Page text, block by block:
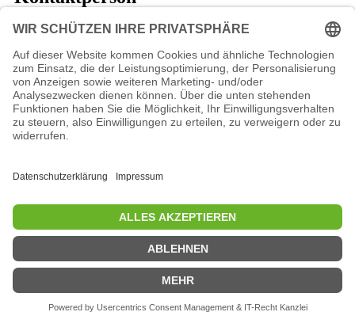
© 2026 - Tanzsportverband Nordrhein-Westfalen
e.V.